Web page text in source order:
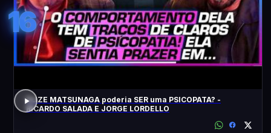
16
ELIZE MATSUNAGA poderia SER uma PSICOPATA? -
RICARDO SALADA E JORGE LORDELLO